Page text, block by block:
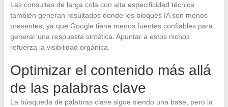
Las consultas de larga cola con alta especificidad técnica
también generan resultados donde los bloques IA son menos
presentes, ya que Google tiene menos fuentes confiables para
generar una respuesta sintética. Apuntar a estos nichos
refuerza la visibilidad orgánica.
Optimizar el contenido más allá
de las palabras clave
La búsqueda de palabras clave sigue siendo una base, pero la